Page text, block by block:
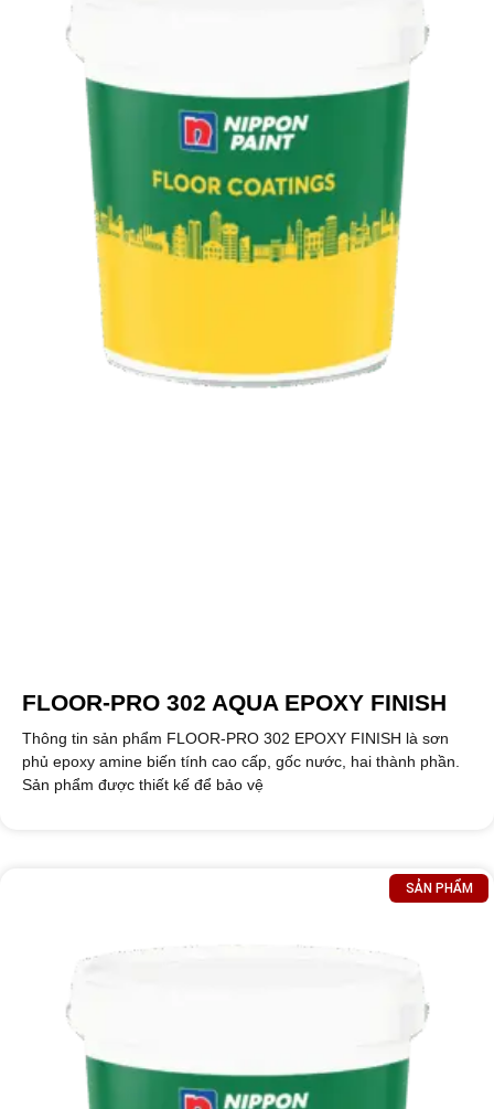
FLOOR-PRO 302 AQUA EPOXY FINISH
Thông tin sản phẩm FLOOR-PRO 302 EPOXY FINISH là sơn
phủ epoxy amine biến tính cao cấp, gốc nước, hai thành phần.
Sản phẩm được thiết kế để bảo vệ
SẢN PHẨM